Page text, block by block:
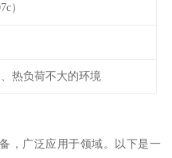
）
热负荷不大的环境
，广泛应用于领域。以下是一